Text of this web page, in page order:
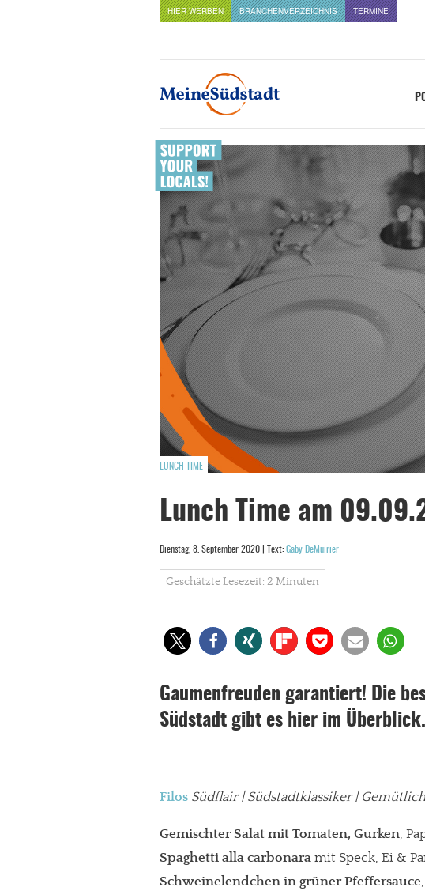
HIER WERBEN BRANCHENVERZEICHNIS TERMINE
LUNCH TIME
Lunch Time am
Dienstag, 8. September 2020 | Text: Gaby DeMuirier
Geschätzte Lesezeit: 2 Minuten
Gaumenfreuden garantiert! Die
Südstadt gibt es hier im
Filos Südflair | Südstadtklassiker |
Gemischter Salat mit Tomaten, Gurken,
Spaghetti alla carbonara mit Speck, Ei &
Schweinelendchen in grüner Pfeffersauce